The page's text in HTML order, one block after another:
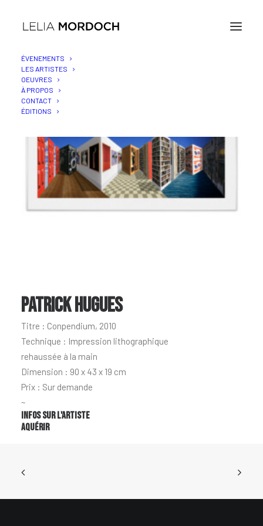
ÉVENEMENTS
LES ARTISTES
OEUVRES
À PROPOS
CONTACT
ÉDITIONS
PATRICK HUGUES
Titre : Conpendium, 2010
Technique : Impression lithographique
rehaussée à la main
Dimension : 90 x 43 x 19 cm
Prix : Sur demande
~
Infos sur l'artiste
Aquérir